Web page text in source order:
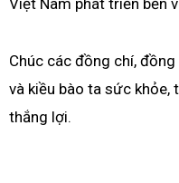
Việt Nam phát triển bền
Chúc các đồng chí,
và kiều bào ta sức khỏe,
thắng lợi.